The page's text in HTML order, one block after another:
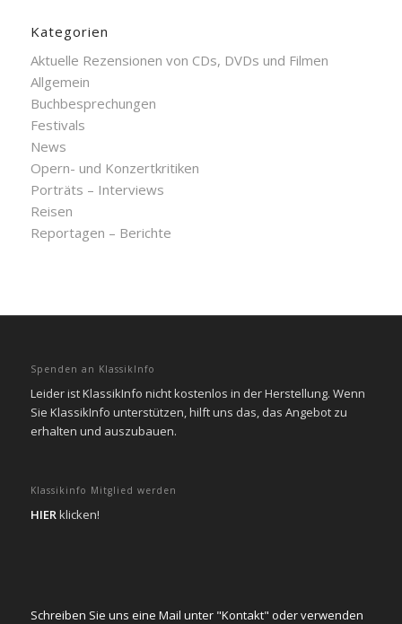
Kategorien
Aktuelle Rezensionen von CDs, DVDs und Filmen
Allgemein
Buchbesprechungen
Festivals
News
Opern- und Konzertkritiken
Porträts – Interviews
Reisen
Reportagen – Berichte
Spenden an KlassikInfo
Leider ist KlassikInfo nicht kostenlos in der Herstellung. Wenn
Sie KlassikInfo unterstützen, hilft uns das, das Angebot zu
erhalten und auszubauen.
Klassikinfo Mitglied werden
HIERklicken!
Schreiben Sie uns eine Mail unter "Kontakt" oder verwenden